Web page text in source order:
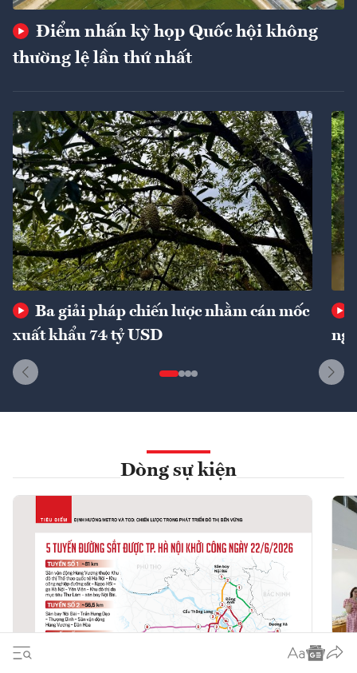
Điểm nhấn kỳ họp Quốc hội không
thường lệ lần thứ nhất
Ba giải pháp chiến lược nhằm cán mốc
xuất khẩu 74 tỷ USD
Dòng sự kiện